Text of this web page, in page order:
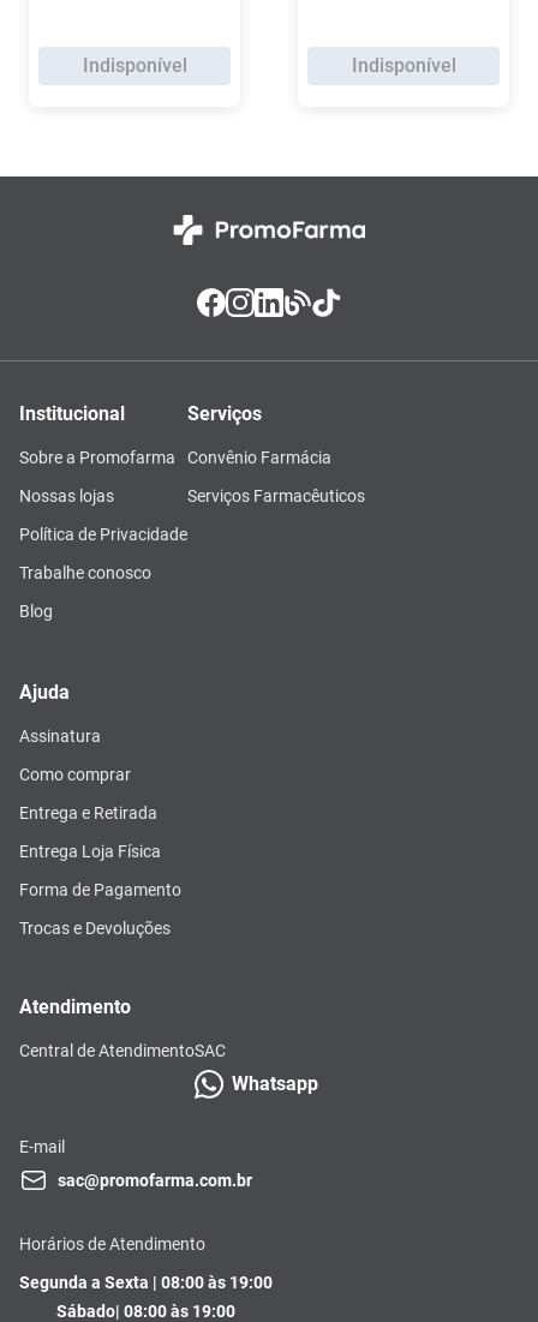
Indisponível Indisponível
Institucional
Sobre a Promofarma
Nossas lojas
Política de Privacidade
Trabalhe conosco
Blog
Serviços
Convênio Farmácia
Serviços Farmacêuticos
Ajuda
Assinatura
Como comprar
Entrega e Retirada
Entrega Loja Física
Forma de Pagamento
Trocas e Devoluções
Atendimento
Central de AtendimentoSAC
Whatsapp
E-mail
sac@promofarma.com.br
Horários de Atendimento
Segunda a Sexta | 08:00 às 19:00
Sábado| 08:00 às 19:00